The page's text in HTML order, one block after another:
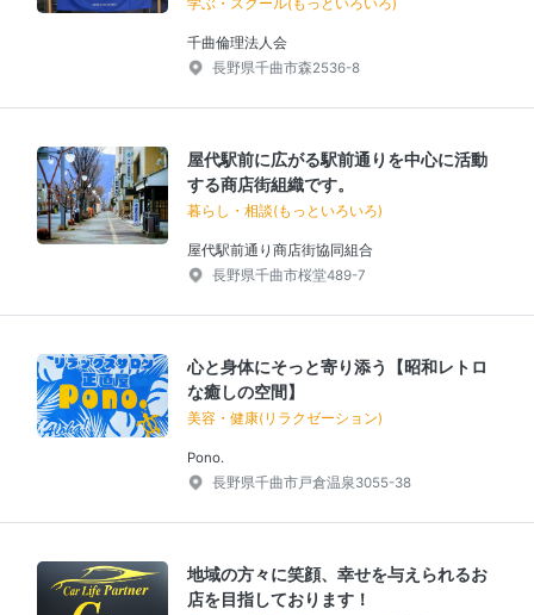
千曲倫理法人会
長野県千曲市森2536-8
屋代駅前に広がる駅前通りを中心に活動
する商店街組織です。
暮らし・相談(もっといろいろ)
屋代駅前通り商店街協同組合
長野県千曲市桜堂489-7
心と身体にそっと寄り添う【昭和レトロ
な癒しの空間】
美容・健康(リラクゼーション)
Pono.
長野県千曲市戸倉温泉3055-38
地域の方々に笑顔、幸せを与えられるお
店を目指しております！